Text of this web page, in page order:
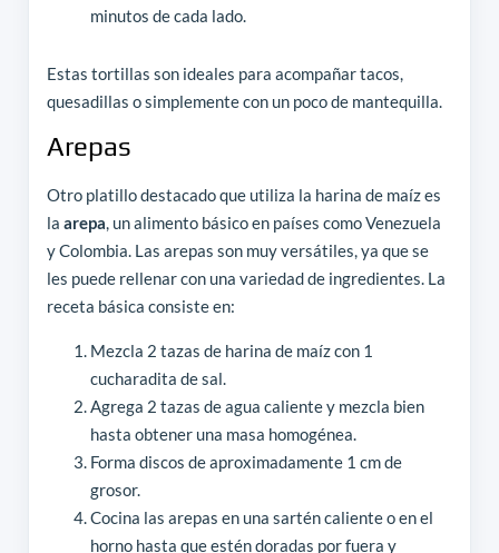
minutos de cada lado.
Estas tortillas son ideales para acompañar tacos,
quesadillas o simplemente con un poco de mantequilla.
Arepas
Otro platillo destacado que utiliza la harina de maíz es
la arepa, un alimento básico en países como Venezuela
y Colombia. Las arepas son muy versátiles, ya que se
les puede rellenar con una variedad de ingredientes. La
receta básica consiste en:
Mezcla 2 tazas de harina de maíz con 1
cucharadita de sal.
Agrega 2 tazas de agua caliente y mezcla bien
hasta obtener una masa homogénea.
Forma discos de aproximadamente 1 cm de
grosor.
Cocina las arepas en una sartén caliente o en el
horno hasta que estén doradas por fuera y